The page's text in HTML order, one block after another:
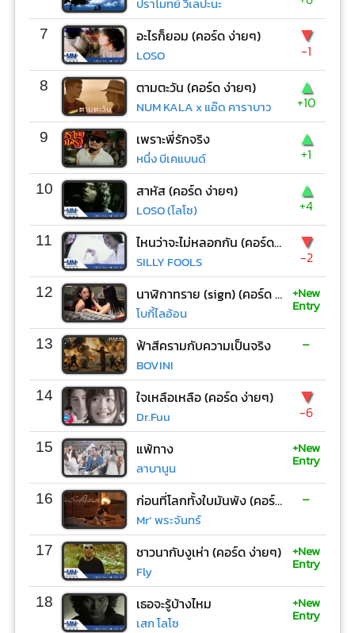
7 อะไรก็ยอม (คอร์ด ง่ายๆ)
LOSO
▼
-1
8 ตามตะวัน (คอร์ด ง่ายๆ)
NUM KALA x แอ๊ด คาราบาว
▲
+10
9 เพราะพี่รักจริง
หนึ่ง บีเคแบนด์
▲
+1
10 สาหัส (คอร์ด ง่ายๆ)
LOSO (โลโซ)
▲
+4
11 ไหนว่าจะไม่หลอกกัน (คอร์ด ง่ายๆ)
SILLY FOOLS
▼
-2
12 นาฬิกาทราย (sign) (คอร์ด ง่ายๆ)
โบกี้ไลอ้อน
+New
Entry
13 ฟ้าสีครามกับความเป็นจริง
BOVINI
-
14 ใจเหลือเหลือ (คอร์ด ง่ายๆ)
Dr.Fuu
▼
-6
15 แพ้ทาง
ลาบานูน
+New
Entry
16 ก่อนที่โลกทั้งใบมันพัง (คอร์ด ง่ายๆ)
Mr’ พระจันทร์
-
17 ชาวนากับงูเห่า (คอร์ด ง่ายๆ)
Fly
+New
Entry
18 เธอจะรู้บ้างไหม
เสก โลโซ
+New
Entry